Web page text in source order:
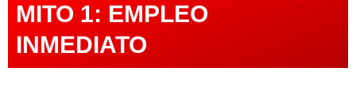
MITO 1: EMPLEO
INMEDIATO